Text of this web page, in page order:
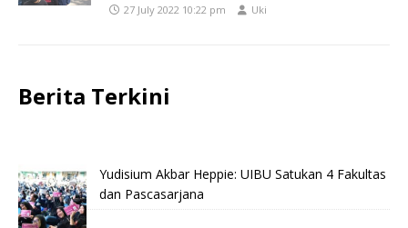
27 July 2022 10:22 pm Uki
Berita Terkini
Yudisium Akbar Heppie: UIBU Satukan 4 Fakultas
dan Pascasarjana